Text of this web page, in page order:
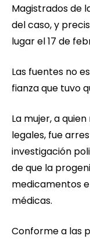
Magistrados de
del caso, y
lugar el 17 de
Las fuentes no
fianza que tuvo
La mujer, a
legales, fue
investigación
de que la
medicamentos
médicas.
Conforme a las